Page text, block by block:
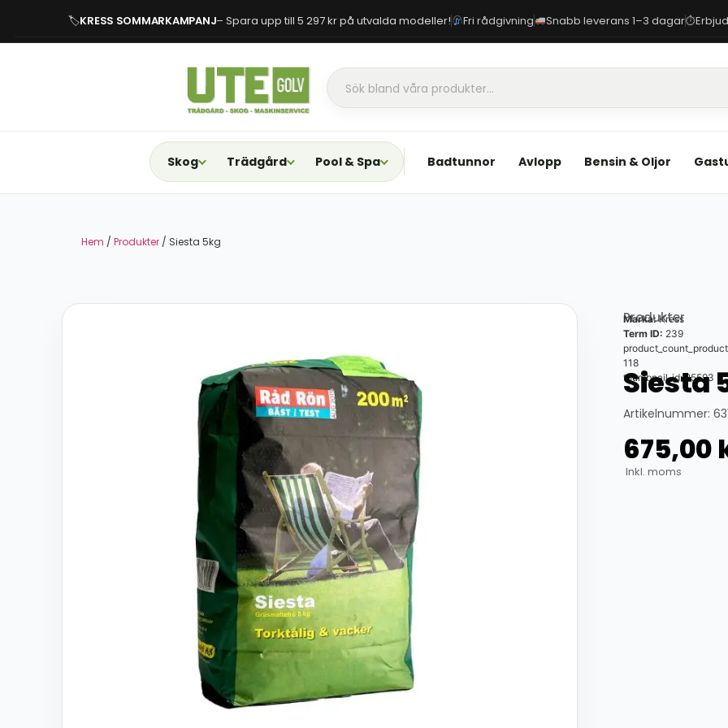
🏷KRESS SOMMARKAMPANJ– Spara upp till 5 297 kr på utvalda modeller! Fri rådgivning Snabb leverans 1–3 dagar⏱
Skog Trädgård Pool & Spa Badtunnor Avlopp Bensin & Oljor
Hem / Produkter / Siesta 5kg
Produkter
Marka:Kress
Term ID: 239
118
thumbnail_id: 25593
Siesta
Artikelnummer:
675,00
Inkl. moms